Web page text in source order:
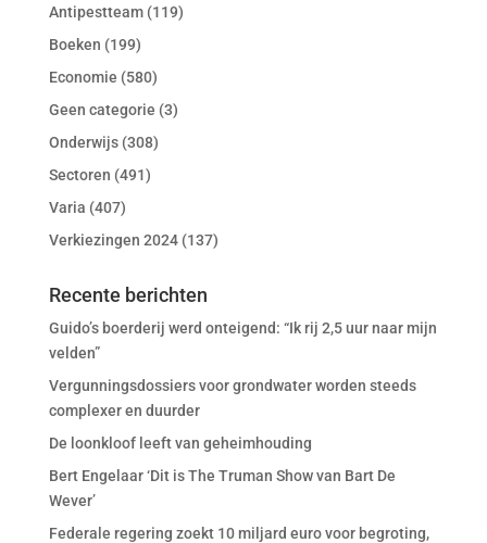
Antipestteam(119)
Boeken (199)
Economie (580)
Geen categorie (3)
Onderwijs(308)
Sectoren (491)
Varia (407)
Verkiezingen 2024(137)
Recente berichten
Guido’s boerderij werd onteigend: “Ik rij 2,5 uur naar mijn
velden”
Vergunningsdossiers voor grondwater worden steeds
complexer en duurder
De loonkloof leeft van geheimhouding
Bert Engelaar ‘Dit is The Truman Show van Bart De
Wever’
Federale regering zoekt 10 miljard euro voor begroting,